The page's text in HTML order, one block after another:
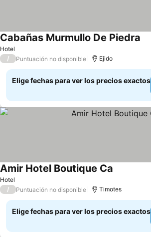
Hotel
Cabañas Murmullo De Piedra
/ Puntuación no disponible Ejido
Elige fechas para ver los precios exactos
Hotel
Amir Hotel Boutique Ca
/ Puntuación no disponible Timotes
Elige fechas para ver los precios exactos